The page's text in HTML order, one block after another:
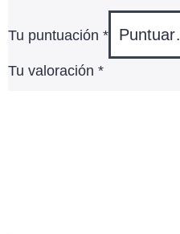
Tu puntuación *
Tu valoración *